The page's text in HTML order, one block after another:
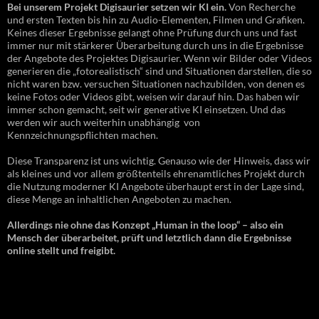
Bei unserem Projekt Digisaurier setzen wir KI ein.Von Recherche
und ersten Texten bis hin zu Audio-Elementen, Filmen und Grafiken.
Keines dieser Ergebnisse gelangt ohne Prüfung durch uns und fast
immer nur mit stärkerer Überarbeitung durch uns in die Ergebnisse
der Angebote des Projektes Digisaurier. Wenn wir Bilder oder Videos
generieren die „fotorealistisch“ sind und Situationen darstellen, die so
nicht waren bzw. versuchen Situationen nachzubilden, von denen es
keine Fotos oder Videos gibt, weisen wir darauf hin. Das haben wir
immer schon gemacht, seit wir generative KI einsetzen. Und das
werden wir auch weiterhin unabhängig von
Kennzeichnungspflichten machen.
Diese Transparenz ist uns wichtig. Genauso wie der Hinweis, dass wir
als kleines und vor allem größtenteils ehrenamtliches Projekt durch
die Nutzung moderner KI Angebote überhaupt erst in der Lage sind,
diese Menge an inhaltlichen Angeboten zu machen.
Allerdings nie ohne das Konzept „Human in the loop“ – also ein
Mensch der überarbeitet, prüft und letztlich dann die Ergebnisse
online stellt und freigibt.